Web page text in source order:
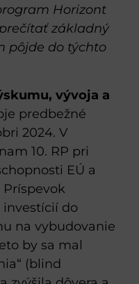
Horizont
základný
pôjde do týchto
vývoja a
predbežné
2024. V
10. RP pri
EÚ a
investícií do
na vybudovanie
by sa mal
(blind